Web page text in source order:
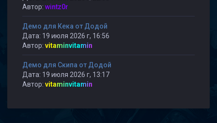
Автор: wintz0r
Демо для Кека от Додой
Дата: 19 июля 2026 г, 16:56
Автор: vitaminvitamin
Демо для Скипа от Додой
Дата: 19 июля 2026 г, 13:17
Автор: vitaminvitamin